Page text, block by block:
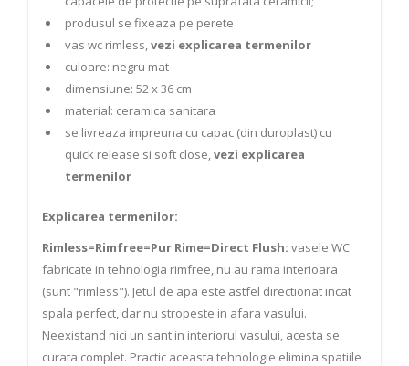
produsul se fixeaza pe perete
vas wc rimless,vezi explicarea termenilor
culoare: negru mat
dimensiune: 52 x 36 cm
material: ceramica sanitara
se livreaza impreuna cu capac (din duroplast) cu
quick release si soft close,vezi explicarea
termenilor
Explicarea termenilor:
Rimless=Rimfree=Pur Rime=Direct Flush: vasele WC
fabricate in tehnologia rimfree, nu au rama interioara
(sunt "rimless"). Jetul de apa este astfel directionat incat
spala perfect, dar nu stropeste in afara vasului.
Neexistand nici un sant in interiorul vasului, acesta se
curata complet. Practic aceasta tehnologie elimina spatiile